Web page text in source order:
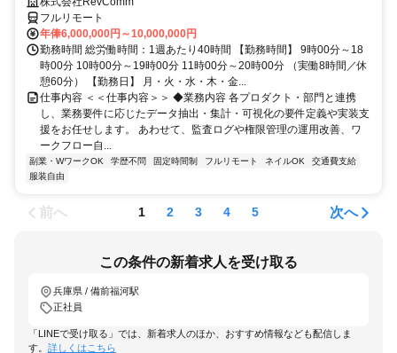
フルリモート
年俸6,000,000円～10,000,000円
勤務時間 総労働時間：1週あたり40時間 【勤務時間】 9時00分～18
時00分 10時00分～19時00分 11時00分～20時00分 （実働8時間／休
憩60分） 【勤務日】 月・火・水・木・金...
仕事内容 ＜＜仕事内容＞＞ ◆業務内容 各プロダクト・部門と連携
し、業務要件に応じたデータ抽出・集計・可視化の要件定義や実装支
援をお任せします。 あわせて、監査ログや権限管理の運用改善、ワ
ークフロー自...
副業・WワークOK 学歴不問 固定時間制 フルリモート ネイルOK
交通費支給
服装自由
前へ 1 2 3 4 5 次へ
この条件の新着求人を受け取る
兵庫県 / 備前福河駅
正社員
「LINEで受け取る」では、新着求人のほか、おすすめ情報なども配信しま
す。 詳しくはこちら